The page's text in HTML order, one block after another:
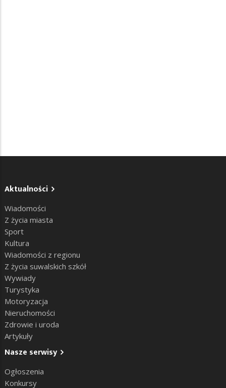
Aktualności
Wiadomości
Z życia miasta
Sport
Kultura
Wiadomości z regionu
Z życia suwalskich szkół
Wywiady
Turystyka
Motoryzacja
Nieruchomości
Zdrowie i uroda
Artykuły
Nasze serwisy
Ogłoszenia
Konkursy